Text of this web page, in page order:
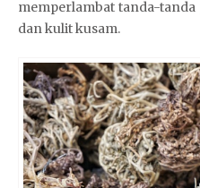
memperlambat tanda-
dan kulit kusam.